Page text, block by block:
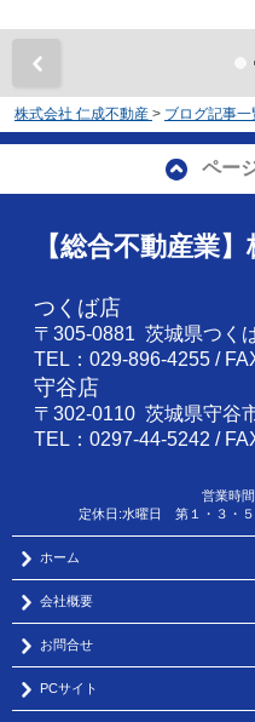
株式会社 仁成不動産 > ブログ記事一
ペー
【総合不動産業
つくば店
〒305-0881 茨城県つく
TEL：029-896-4255 /
守谷店
〒302-0110 茨城県守谷
TEL：0297-44-5242 /
営業時
定休日:水曜日 第１・３・
ホーム
会社概要
お問合せ
PCサイト